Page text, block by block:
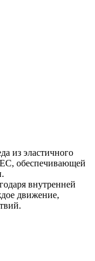
из эластичного
обеспечивающей
внутренней
движение,